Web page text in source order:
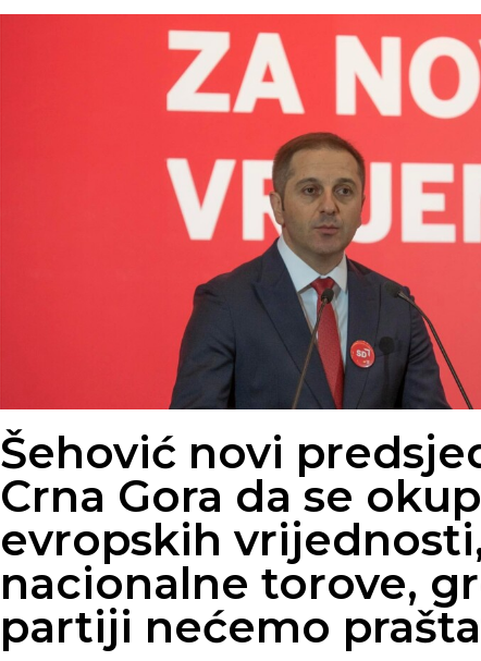
Šehović novi
Crna Gora da se
evropskih
nacionalne torove,
partiji nećemo